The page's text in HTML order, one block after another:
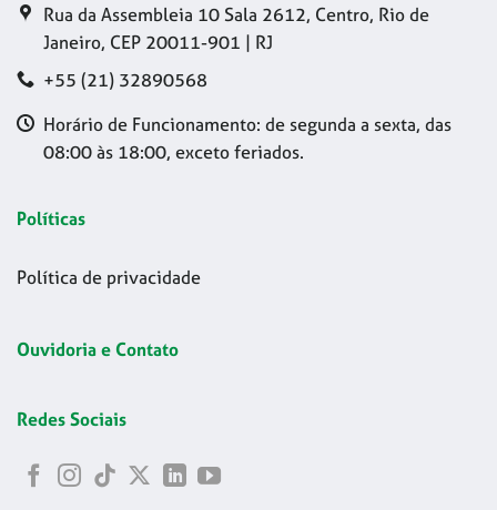
Rua da Assembleia 10 Sala 2612, Centro, Rio de
Janeiro, CEP 20011-901 | RJ
+55 (21) 32890568
Horário de Funcionamento: de segunda a sexta, das
08:00 às 18:00, exceto feriados.
Políticas
Política de privacidade
Ouvidoria e Contato
Redes Sociais